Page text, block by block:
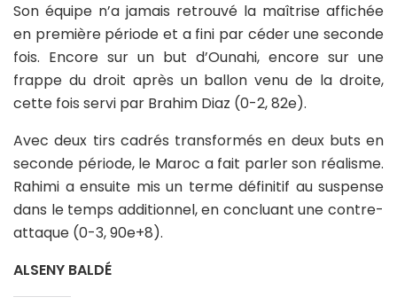
Son équipe n’a jamais retrouvé la maîtrise affichée
en première période et a fini par céder une seconde
fois. Encore sur un but d’Ounahi, encore sur une
frappe du droit après un ballon venu de la droite,
cette fois servi par Brahim Diaz (0-2, 82e).
Avec deux tirs cadrés transformés en deux buts en
seconde période, le Maroc a fait parler son réalisme.
Rahimi a ensuite mis un terme définitif au suspense
dans le temps additionnel, en concluant une contre-
attaque (0-3, 90e+8).
ALSENY BALDÉ